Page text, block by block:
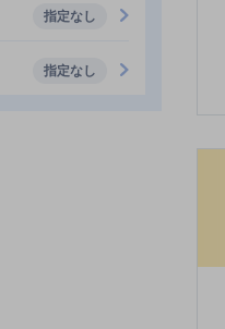
指定なし
指定なし